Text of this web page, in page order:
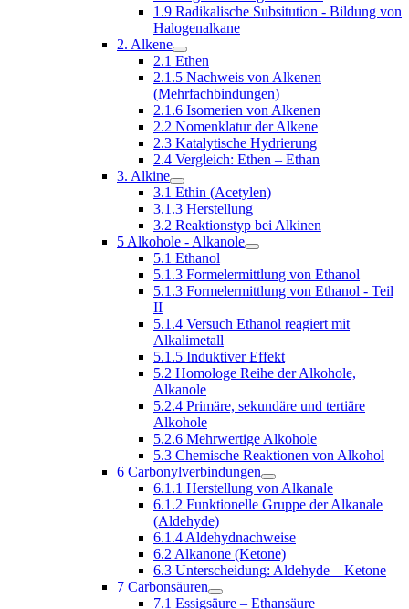
1.9 Radikalische Subsitution - Bildung von
Halogenalkane
2. Alkene
2.1 Ethen
2.1.5 Nachweis von Alkenen
(Mehrfachbindungen)
2.1.6 Isomerien von Alkenen
2.2 Nomenklatur der Alkene
2.3 Katalytische Hydrierung
2.4 Vergleich: Ethen – Ethan
3. Alkine
3.1 Ethin (Acetylen)
3.1.3 Herstellung
3.2 Reaktionstyp bei Alkinen
5 Alkohole - Alkanole
5.1 Ethanol
5.1.3 Formelermittlung von Ethanol
5.1.3 Formelermittlung von Ethanol - Teil
II
5.1.4 Versuch Ethanol reagiert mit
Alkalimetall
5.1.5 Induktiver Effekt
5.2 Homologe Reihe der Alkohole,
Alkanole
5.2.4 Primäre, sekundäre und tertiäre
Alkohole
5.2.6 Mehrwertige Alkohole
5.3 Chemische Reaktionen von Alkohol
6 Carbonylverbindungen
6.1.1 Herstellung von Alkanale
6.1.2 Funktionelle Gruppe der Alkanale
(Aldehyde)
6.1.4 Aldehydnachweise
6.2 Alkanone (Ketone)
6.3 Unterscheidung: Aldehyde – Ketone
7 Carbonsäuren
7.1 Essigsäure – Ethansäure